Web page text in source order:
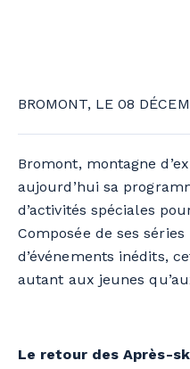
BROMONT, LE 08
Bromont, montagne
aujourd’hui sa
d’activités spéciales
Composée de ses
d’événements inédits,
autant aux jeunes
Le retour des Après-